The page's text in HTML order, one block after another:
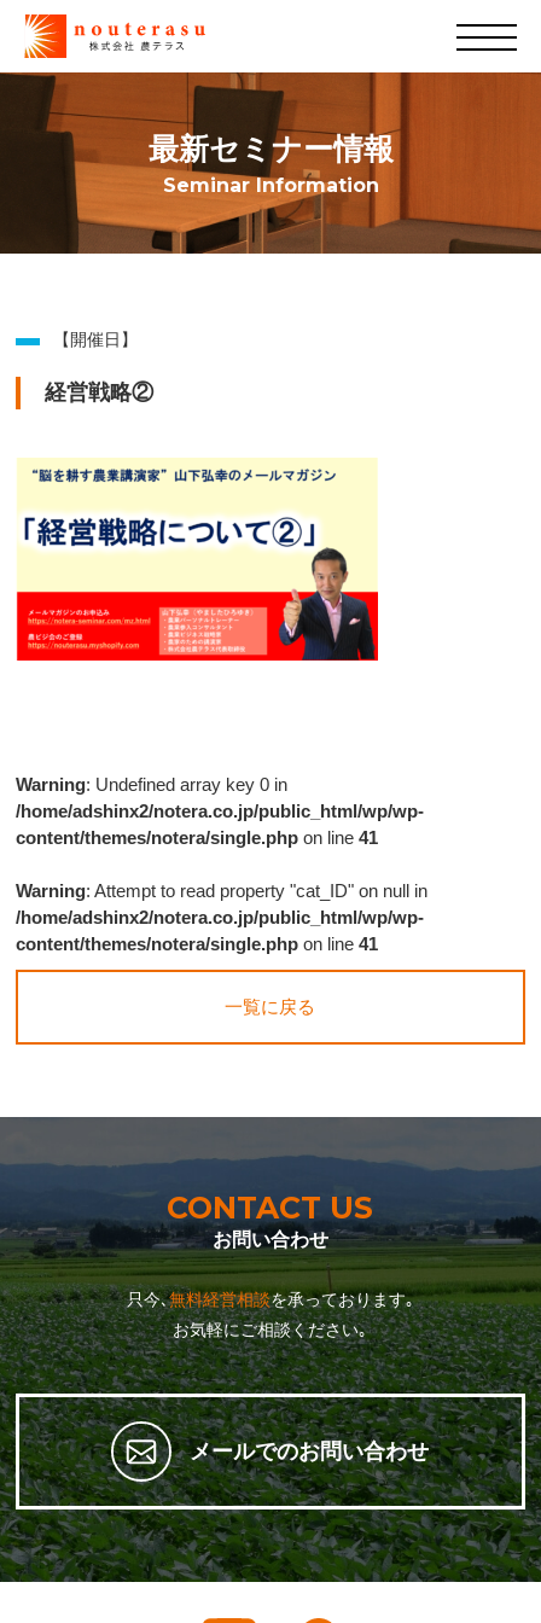
最新セミナー情報
Seminar Information
【開催日】
経営戦略②
Warning: Undefined array key 0 in
/home/adshinx2/notera.co.jp/public_html/wp/wp-
content/themes/notera/single.php on line41
Warning: Attempt to read property "cat_ID" on null in
/home/adshinx2/notera.co.jp/public_html/wp/wp-
content/themes/notera/single.php on line41
一覧に戻る
CONTACT US
お問い合わせ
只今､無料経営相談を承っております｡
お気軽にご相談ください｡
メールでのお問い合わせ